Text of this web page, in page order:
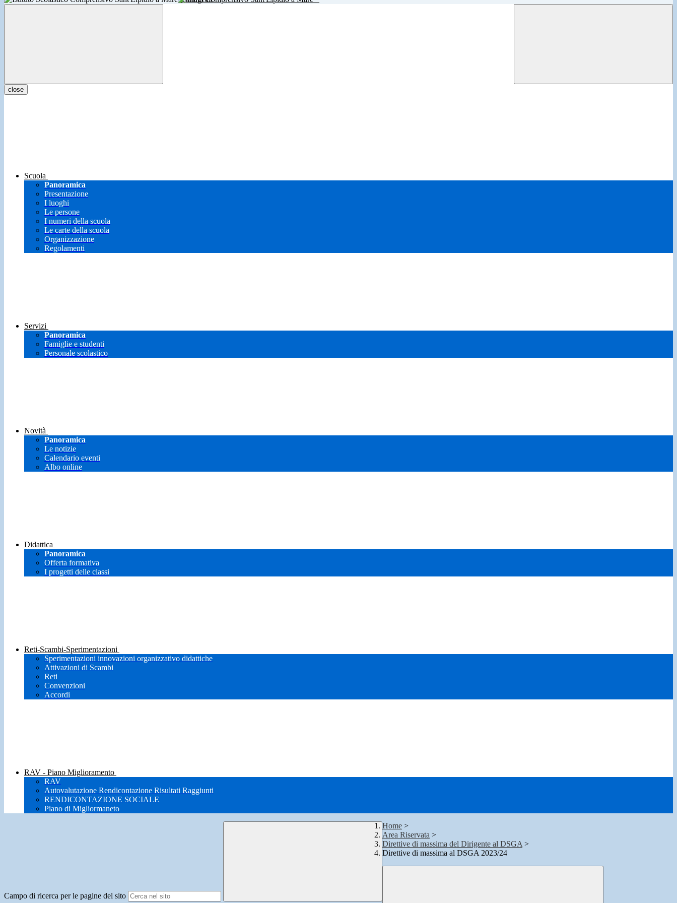
close
Scuola
Panoramica
Presentazione
I luoghi
Le persone
I numeri della scuola
Le carte della scuola
Organizzazione
Regolamenti
Servizi
Panoramica
Famiglie e studenti
Personale scolastico
Novità
Panoramica
Le notizie
Calendario eventi
Albo online
Didattica
Panoramica
Offerta formativa
I progetti delle classi
Reti-Scambi-Sperimentazioni
Sperimentazioni innovazioni organizzativo didattiche
Attivazioni di Scambi
Reti
Convenzioni
Accordi
RAV - Piano Miglioramento
RAV
Autovalutazione Rendicontazione Risultati Raggiunti
RENDICONTAZIONE SOCIALE
Piano di Migliormaneto
Campo di ricerca per le pagine del sito
Home >
Area Riservata >
Direttive di massima del Dirigente al DSGA >
Direttive di massima al DSGA 2023/24